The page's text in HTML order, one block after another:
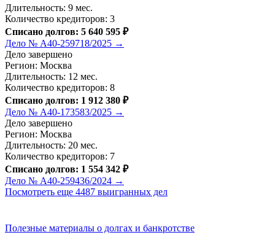
Длительность: 9 мес.
Количество кредиторов: 3
Списано долгов: 5 640 595 ₽
Дело № А40-259718/2025 →
Дело завершено
Регион: Москва
Длительность: 12 мес.
Количество кредиторов: 8
Списано долгов: 1 912 380 ₽
Дело № А40-173583/2025 →
Дело завершено
Регион: Москва
Длительность: 20 мес.
Количество кредиторов: 7
Списано долгов: 1 554 342 ₽
Дело № А40-259436/2024 →
Посмотреть еще 4487 выигранных дел
Полезные материалы о долгах и банкротстве